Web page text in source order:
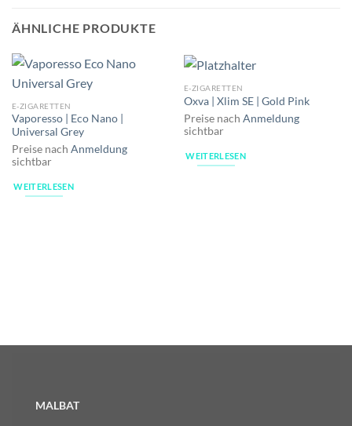
ÄHNLICHE PRODUKTE
E-ZIGARETTEN
Vaporesso | Eco Nano |
Universal Grey
Preise nach Anmeldung
sichtbar
WEITERLESEN
E-ZIGARETTEN
Oxva | Xlim SE | Gold Pink
Preise nach Anmeldung
sichtbar
WEITERLESEN
MALBAT